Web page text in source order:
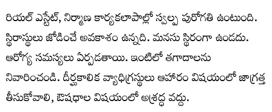
రియల్‌ ఎస్టేట్‌, నిర్మాణ కార్యకలాపాల్లో స్వల్ప పురోగతి ఉంటుంది.
స్థిరాస్థులు జోడించే అవకాశం ఉన్నది. మనసు స్థిరంగా ఉండదు.
ఆరోగ్య సమస్యలు ఏర్పడతాయి. ఇంటిలో తగాదాలను
నివారించండి. దీర్ఘకాలిక వ్యాధిగ్రస్థులు ఆహారం విషయంలో జాగ్రత్త
తీసుకోవాలి, ఔషధాల విషయంలో అశ్రద్ధ వద్దు.